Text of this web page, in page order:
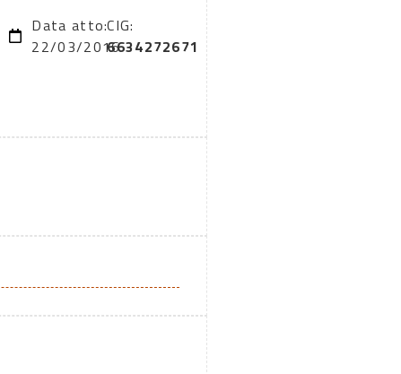
Data atto:
22/03/2016
CIG:
6634272671